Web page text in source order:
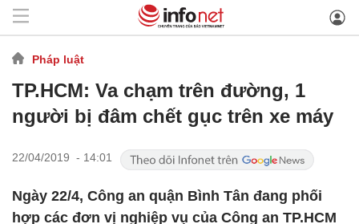
Pháp luật
TP.HCM: Va chạm trên đường, 1
người bị đâm chết gục trên xe máy
22/04/2019 - 14:01
Ngày 22/4, Công an quận Bình Tân đang phối
hợp các đơn vị nghiệp vụ của Công an TP.HCM